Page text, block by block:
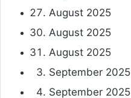
August 2025
August 2025
August 2025
September 2025
September 2025